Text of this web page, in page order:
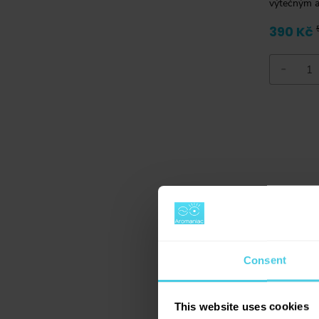
Consent
This website uses cookies
výtečným
390 Kč